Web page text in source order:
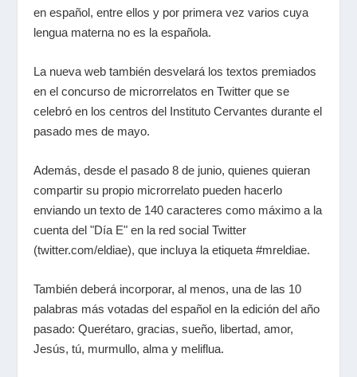
en español, entre ellos y por primera vez varios cuya
lengua materna no es la española.
La nueva web también desvelará los textos premiados
en el concurso de microrrelatos en Twitter que se
celebró en los centros del Instituto Cervantes durante el
pasado mes de mayo.
Además, desde el pasado 8 de junio, quienes quieran
compartir su propio microrrelato pueden hacerlo
enviando un texto de 140 caracteres como máximo a la
cuenta del "Día E" en la red social Twitter
(twitter.com/eldiae), que incluya la etiqueta #mreldiae.
También deberá incorporar, al menos, una de las 10
palabras más votadas del español en la edición del año
pasado: Querétaro, gracias, sueño, libertad, amor,
Jesús, tú, murmullo, alma y meliflua.